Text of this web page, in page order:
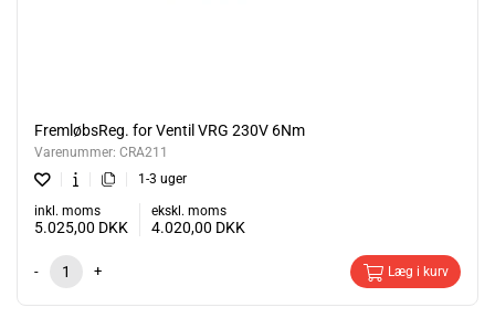
FremløbsReg. for Ventil VRG 230V 6Nm
Varenummer: CRA211
1-3 uger
inkl. moms
5.025,00 DKK
ekskl. moms
4.020,00 DKK
- + Læg i kurv